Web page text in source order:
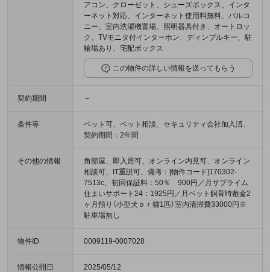
アコン、クローゼット、シューズボックス、インタ
ーネット対応、インターネット使用料無料、バルコ
ニー、室内洗濯機置場、照明器具付き、オートロッ
ク、TVモニタ付インターホン、ディンプルキー、駐
輪場あり、宅配ボックス
この物件の詳しい情報を送ってもらう
契約期間 －
条件等
ペット可、ペット相談、セキュリティ会社加入済、
契約期間：2年間
その他の情報
角部屋、即入居可、オンライン内見可、オンライン
相談可、IT重説可、備考：[物件コード]170302-
7513c、初回保証料：50％ 900円／月サブライム
住まいサポート24：1925円／月ペット飼育時敷金2
ヶ月預り（小型犬ｏｒ猫1匹）室内清掃費33000円※
駐車場無し
物件ID 0009119-0007028
情報公開日 2025/05/12